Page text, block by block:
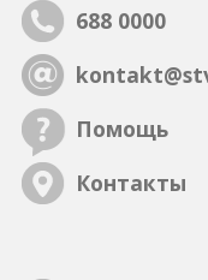
688 0000
Помощь
Контакты